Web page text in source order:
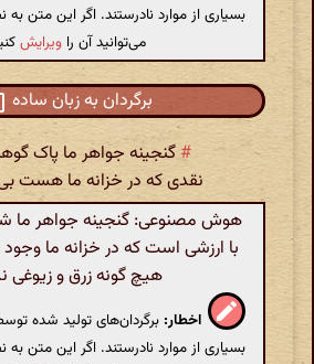
بسیاری از موارد نادرستند. اگر این متن
می‌توانید آن را ویرایش
برگردان به زبان ساده
# گنجینه جواهر ما پاک
نقدی که در خزانه ما هست
هوش مصنوعی: گنجینه جواهر ما
با ارزشی است که در خزانه ما
هیچ گونه زرق و زیوغی
اخطار: برگردان‌های تولید شده
بسیاری از موارد نادرستند. اگر این متن